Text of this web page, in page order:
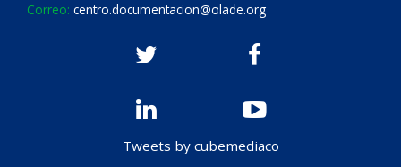
Correo: centro.documentacion@olade.org
Tweets by cubemediaco